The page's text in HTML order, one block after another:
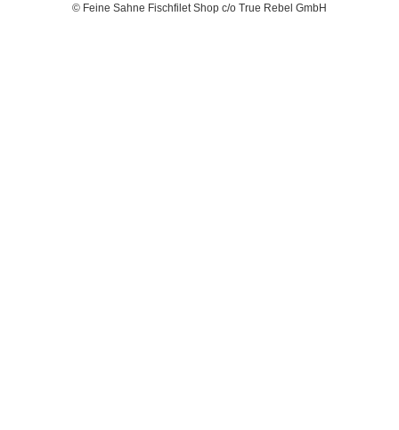
© Feine Sahne Fischfilet Shop c/o True Rebel GmbH